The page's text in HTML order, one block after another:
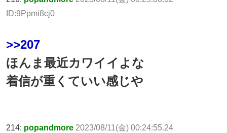
ID:9Ppmi8cj0
>>207
ほんま最近カワイイよな
着信が重くていい感じや
214: popandmore 2023/08/11(金) 00:24:55.24